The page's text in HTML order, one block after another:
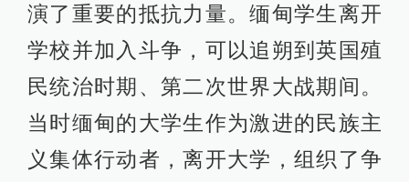
演了重要的抵抗力量。缅甸学生离开
学校并加入斗争，可以追朔到英国殖
民统治时期、第二次世界大战期间。
当时缅甸的大学生作为激进的民族主
义集体行动者，离开大学，组织了争